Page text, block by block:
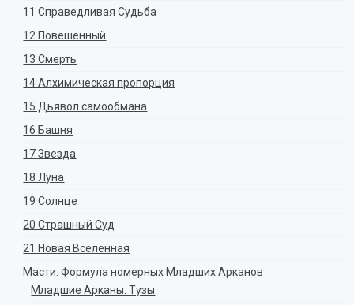
11 Справедливая Судьба
12 Повешенный
13 Смерть
14 Алхимическая пропорция
15 Дьявол самообмана
16 Башня
17 Звезда
18 Луна
19 Солнце
20 Страшный Суд
21 Новая Вселенная
Масти. Формула номерных Младших Арканов
Младшие Арканы. Тузы